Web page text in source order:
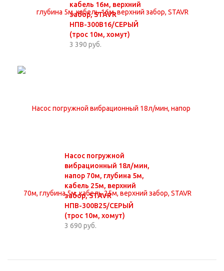
кабель 16м, верхний
забор, STAVR
НПВ-300В16/СЕРЫЙ
(трос 10м, хомут)
3 390 руб.
Насос погружной
вибрационный 18л/мин,
напор 70м, глубина 5м,
кабель 25м, верхний
забор, STAVR
НПВ-300В25/СЕРЫЙ
(трос 10м, хомут)
3 690 руб.